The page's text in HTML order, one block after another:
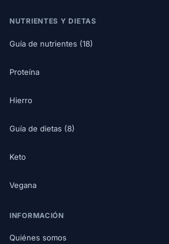
NUTRIENTES Y DIETAS
Guía de nutrientes (18)
Proteína
Hierro
Guía de dietas (8)
Keto
Vegana
INFORMACIÓN
Quiénes somos